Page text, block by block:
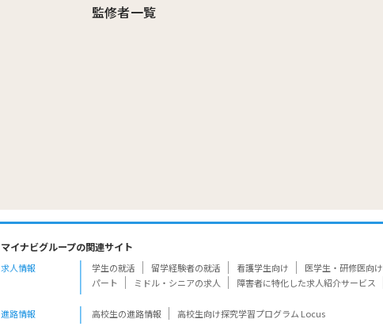
監修者一覧
マイナビグループの関連サイト
求人情報 学生の就活 留学経験者の就活 看護学生向け 医学生・研修医向け
パート
ミドル・シニアの求人 障害者に特化した求人紹介サービス
進路情報 高校生の進路情報 高校生向け探究学習プログラム Locus